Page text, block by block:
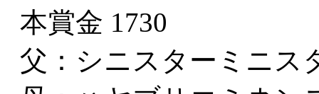
本賞金 1730
父：シニスターミニス